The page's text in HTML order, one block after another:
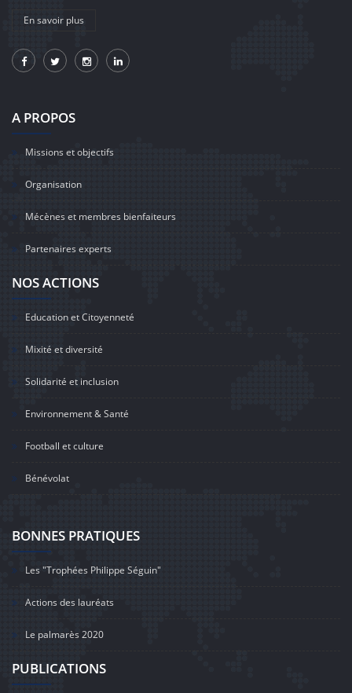
En savoir plus
A PROPOS
Missions et objectifs
Organisation
Mécènes et membres bienfaiteurs
Partenaires experts
NOS ACTIONS
Education et Citoyenneté
Mixité et diversité
Solidarité et inclusion
Environnement & Santé
Football et culture
Bénévolat
BONNES PRATIQUES
Les "Trophées Philippe Séguin"
Actions des lauréats
Le palmarès 2020
PUBLICATIONS